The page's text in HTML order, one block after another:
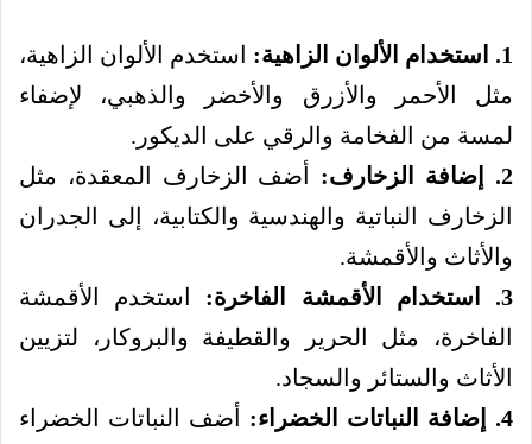
1. استخدام الألوان الزاهية:
استخدم الألوان الزاهية،
مثل الأحمر والأزرق والأخضر والذهبي، لإضفاء
لمسة من الفخامة والرقي على الديكور.
2. إضافة الزخارف:
أضف الزخارف المعقدة، مثل
الزخارف النباتية والهندسية والكتابية، إلى الجدران
والأثاث والأقمشة.
3. استخدام الأقمشة الفاخرة:
استخدم الأقمشة
الفاخرة، مثل الحرير والقطيفة والبروكار، لتزيين
الأثاث والستائر والسجاد.
4. إضافة النباتات الخضراء:
أضف النباتات الخضراء